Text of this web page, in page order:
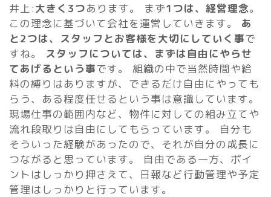
井上:大きく3つあります。 まず1つは、経営理念。
この理念に基づいて会社を運営していきます。 あ
と2つは、スタッフとお客様を大切にしていく事で
すね。 スタッフについては、まずは自由にやらせ
てあげるという事です。 組織の中で当然時間や給
料の縛りはありますが、できるだけ自由にやっても
らう、ある程度任せるという事は意識しています。
現場仕事の範囲内など、物件に対しての組み立てや
流れ段取りは自由にしてもらっています。 自分も
そういった経験があったので、それが自分の成長に
つながると思っています。 自由である一方、ポイ
ントはしっかり押さえて、日報など行動管理や予定
管理はしっかりと行っています。